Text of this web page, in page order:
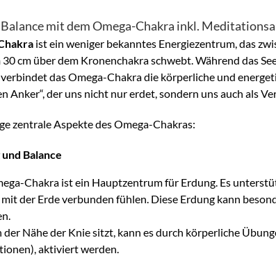
mit dem Omega-Chakra inkl.
ist ein weniger bekanntes Energiezentrum, das
cm über dem Kronenchakra schwebt. Während das
das Omega-Chakra die körperliche und
Anker“, der uns nicht nur erdet, sondern uns auch als
zentrale Aspekte des Omega-Chakras:
Balance
Chakra ist ein Hauptzentrum für Erdung. Es
der Erde verbunden fühlen. Diese Erdung kann
der Nähe der Knie sitzt, kann es durch körperliche
aktiviert werden.